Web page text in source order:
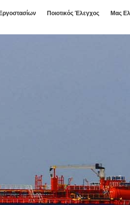
Ποιοτικός Έλεγχος Μας